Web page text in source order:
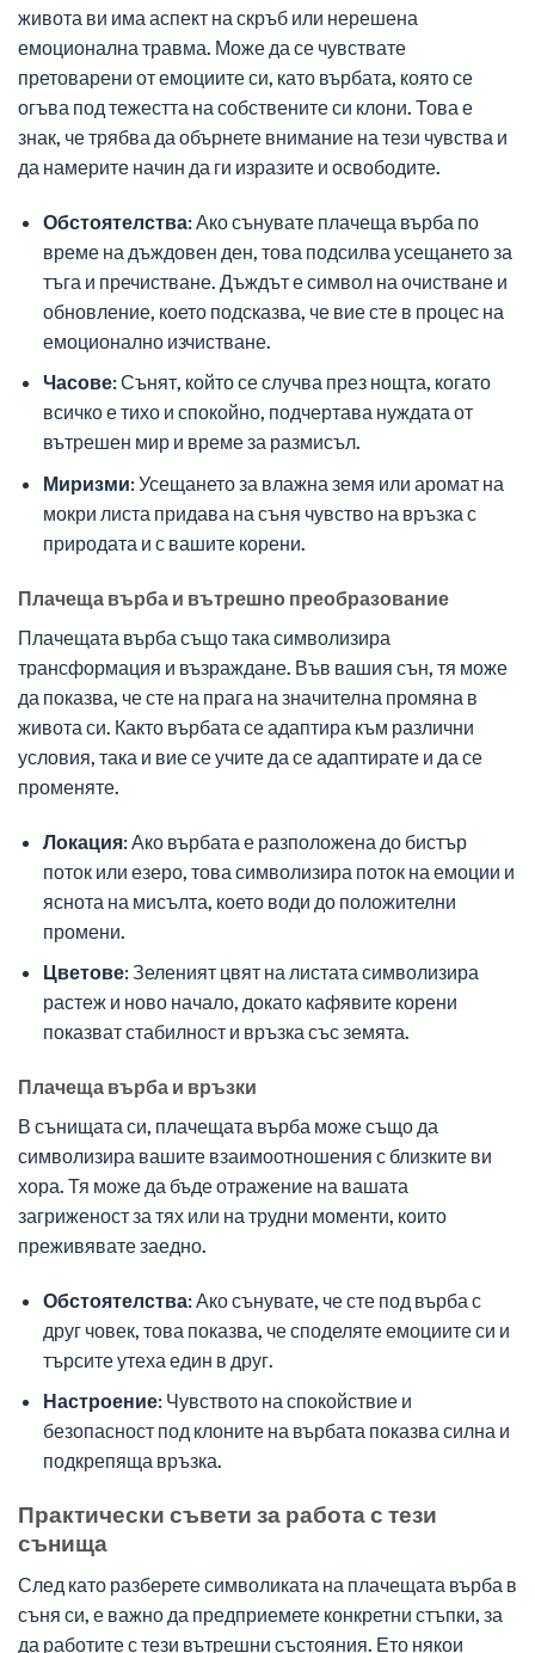
живота ви има аспект на скръб или нерешена
емоционална травма. Може да се чувствате
претоварени от емоциите си, като върбата, която се
огъва под тежестта на собствените си клони. Това е
знак, че трябва да обърнете внимание на тези чувства и
да намерите начин да ги изразите и освободите.
Обстоятелства:Ако сънувате плачеща върба по
време на дъждовен ден, това подсилва усещането за
тъга и пречистване. Дъждът е символ на очистване и
обновление, което подсказва, че вие сте в процес на
емоционално изчистване.
Часове:Сънят, който се случва през нощта, когато
всичко е тихо и спокойно, подчертава нуждата от
вътрешен мир и време за размисъл.
Миризми:Усещането за влажна земя или аромат на
мокри листа придава на съня чувство на връзка с
природата и с вашите корени.
Плачеща върба и вътрешно преобразование
Плачещата върба също така символизира
трансформация и възраждане. Във вашия сън, тя може
да показва, че сте на прага на значителна промяна в
живота си. Както върбата се адаптира към различни
условия, така и вие се учите да се адаптирате и да се
променяте.
Локация:Ако върбата е разположена до бистър
поток или езеро, това символизира поток на емоции и
яснота на мисълта, което води до положителни
промени.
Цветове:Зеленият цвят на листата символизира
растеж и ново начало, докато кафявите корени
показват стабилност и връзка със земята.
Плачеща върба и връзки
В сънищата си, плачещата върба може също да
символизира вашите взаимоотношения с близките ви
хора. Тя може да бъде отражение на вашата
загриженост за тях или на трудни моменти, които
преживявате заедно.
Обстоятелства:Ако сънувате, че сте под върба с
друг човек, това показва, че споделяте емоциите си и
търсите утеха един в друг.
Настроение:Чувството на спокойствие и
безопасност под клоните на върбата показва силна и
подкрепяща връзка.
Практически съвети за работа с тези
сънища
След като разберете символиката на плачещата върба в
съня си, е важно да предприемете конкретни стъпки, за
да работите с тези вътрешни състояния. Ето някои